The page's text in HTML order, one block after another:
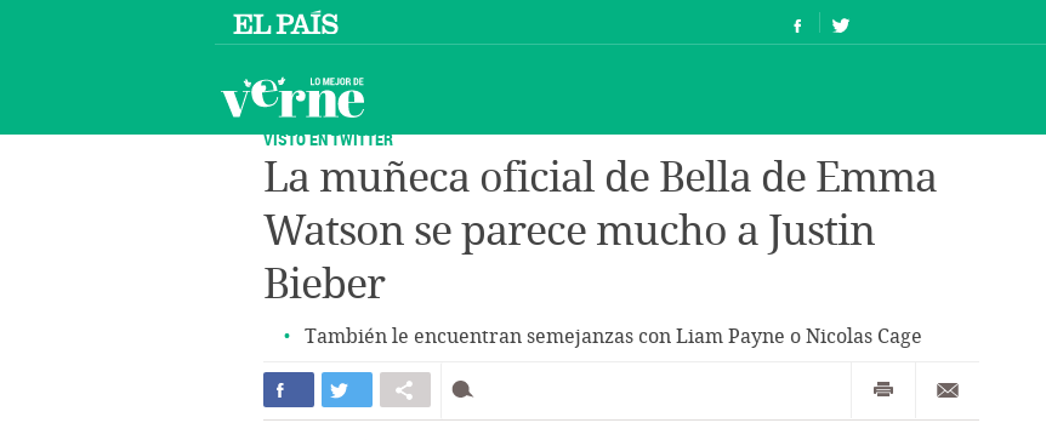
VISTO EN TWITTER
La muñeca oficial de Bella de Emma
Watson se parece mucho a Justin
Bieber
También le encuentran semejanzas con Liam Payne o Nicolas Cage